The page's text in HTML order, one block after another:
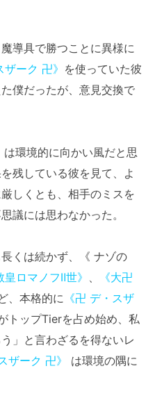
導具で勝つことに異様に
ザーク 卍》 を使っていた彼
僕だったが、意見交換で
は環境的に向かい風だと思
残している彼を見て、よ
しくとも、相手のミスを
議には思わなかった。
くは続かず、《 ナゾの
皇ロマノフⅡ世》 、
《大卍
、本格的に 《卍 デ・スザ
トップTierを占め始め、私
」と言わざるを得ないレ
ザーク 卍》
は環境の隅に